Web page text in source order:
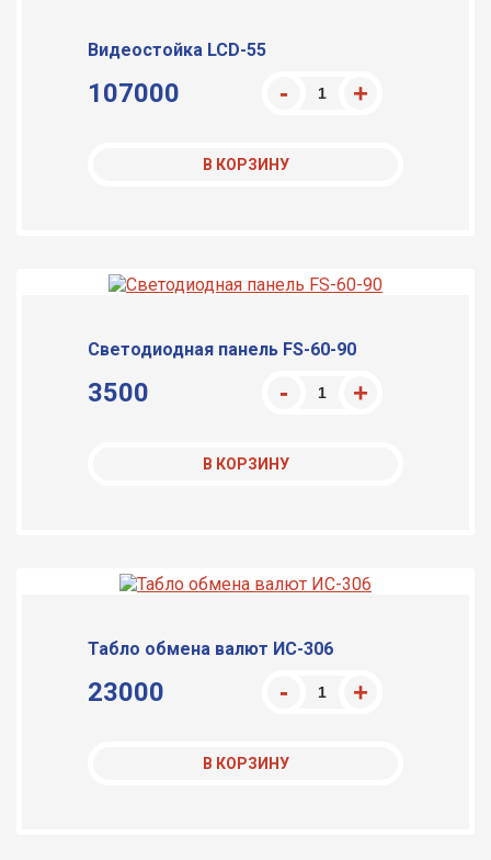
Видеостойка LCD-55
107000
В КОРЗИНУ
Светодиодная панель FS-60-90
3500
В КОРЗИНУ
Табло обмена валют ИС-306
23000
В КОРЗИНУ